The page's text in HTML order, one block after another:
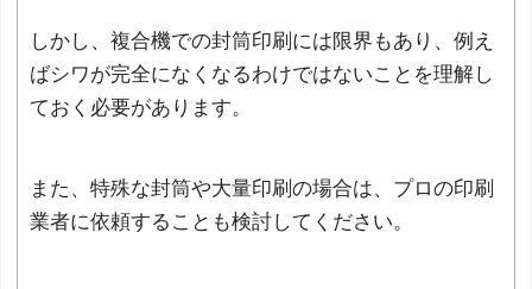
しかし、複合機での封筒印刷には限界もあり、例え
ばシワが完全になくなるわけではないことを理解し
ておく必要があります。
また、特殊な封筒や大量印刷の場合は、プロの印刷
業者に依頼することも検討してください。